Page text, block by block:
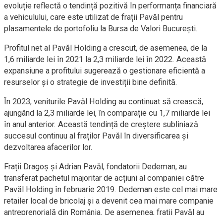
evoluție reflectă o tendință pozitivă în performanța financiară
a vehiculului, care este utilizat de frații Pavăl pentru
plasamentele de portofoliu la Bursa de Valori București.
Profitul net al Pavăl Holding a crescut, de asemenea, de la
1,6 miliarde lei în 2021 la 2,3 miliarde lei în 2022. Această
expansiune a profitului sugerează o gestionare eficientă a
resurselor și o strategie de investiții bine definită.
În 2023, veniturile Pavăl Holding au continuat să crească,
ajungând la 2,3 miliarde lei, în comparație cu 1,7 miliarde lei
în anul anterior. Această tendință de creștere subliniază
succesul continuu al fraților Pavăl în diversificarea și
dezvoltarea afacerilor lor.
Frații Dragoș și Adrian Pavăl, fondatorii Dedeman, au
transferat pachetul majoritar de acțiuni al companiei către
Pavăl Holding în februarie 2019. Dedeman este cel mai mare
retailer local de bricolaj și a devenit cea mai mare companie
antreprenorială din România. De asemenea, frații Pavăl au